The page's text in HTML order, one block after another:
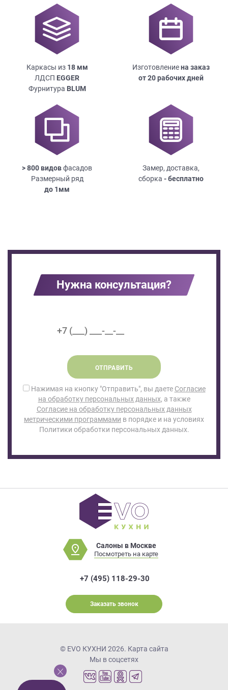
Каркасы из 18мм
ЛДСП EGGER
Фурнитура BLUM
Изготовлениена заказ
от 20 рабочих дней
> 800 видовфасадов
Размерный ряд
до 1мм
Замер, доставка,
сборка - бесплатно
Нужна консультация?
ОТПРАВИТЬ
Нажимая на кнопку "Отправить", вы даете Согласие
на обработку персональных данных, а также
Согласие на обработку персональных данных
метрическими программами в порядке и на условиях
Политики обработки персональных данных.
Салоны в Москве
Посмотреть на карте
+7 (495) 118-29-30
Заказать звонок
© EVO КУХНИ 2026. Карта сайта
Мы в соцсетях